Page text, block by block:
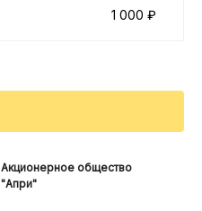
1 000 ₽
Акционерное общество
"Апри"